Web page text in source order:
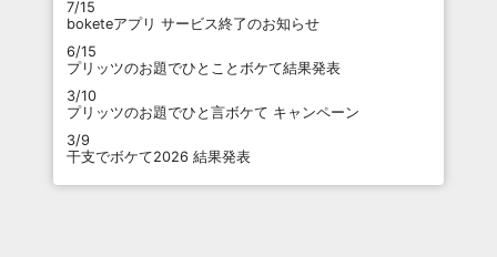
7/15
boketeアプリ サービス終了のお知らせ
6/15
プリッツのお題でひとことボケて結果発表
3/10
プリッツのお題でひと言ボケて キャンペーン
3/9
干支でボケて2026 結果発表